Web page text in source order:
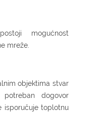
mogućnost
mreže.
objektima stvar
dogovor
isporučuje toplotnu